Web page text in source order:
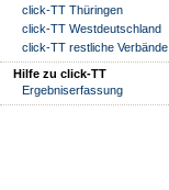
click-TT Thüringen
click-TT Westdeutschland
click-TT restliche Verbände
Hilfe zu click-TT
Ergebniserfassung